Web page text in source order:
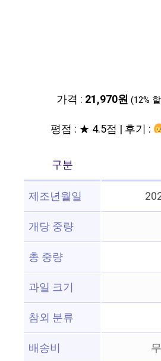
가격 : 21,970원 (12%
평점 : ★ 4.5점 | 후기 :
구분
제조년월일
개당 중량
총 중량
과일 크기
참외 분류
배송비